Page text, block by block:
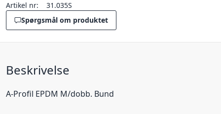
Artikel nr:
31.035S
Spørgsmål om produktet
Beskrivelse
A-Profil EPDM M/dobb. Bund